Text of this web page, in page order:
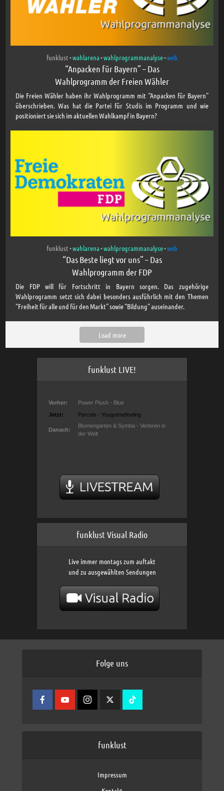
funklust•wahlarena•wahlprogrammanalyse•web
“Anpacken für Bayern” – Das
Wahlprogramm der Freien Wähler
Die Freien Wähler haben ihr Wahlprogramm mit “Anpacken für Bayern”
überschrieben. Was hat die Partei für Studis im Programm und wie
positioniert sie sich im aktuellen Wahlkampf in Bayern?
funklust•wahlarena•wahlprogrammanalyse•web
“Das Beste liegt vor uns” – Das
Wahlprogramm der FDP
Die FDP will für Fortschritt in Bayern sorgen. Das zugehörige
Wahlprogramm setzt sich dabei besonders ausführlich mit den Themen
“Freiheit für alle und für den Markt” sowie “Bildung” auseinander.
Load more
funklust LIVE!
funklust Visual Radio
Live immer montags zum auftakt
und zu ausgewählten Sendungen
Folge uns
funklust
Impressum